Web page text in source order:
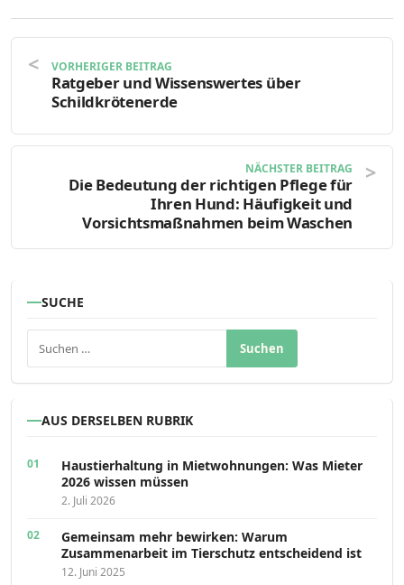
VORHERIGER BEITRAG
Ratgeber und Wissenswertes über
Schildkrötenerde
NÄCHSTER BEITRAG
Die Bedeutung der richtigen Pflege für
Ihren Hund: Häufigkeit und
Vorsichtsmaßnahmen beim Waschen
SUCHE
Suchen nach:
AUS DERSELBEN RUBRIK
Haustierhaltung in Mietwohnungen: Was Mieter
2026 wissen müssen
2. Juli 2026
Gemeinsam mehr bewirken: Warum
Zusammenarbeit im Tierschutz entscheidend ist
12. Juni 2025